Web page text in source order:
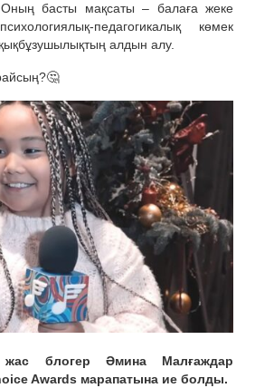
басты мақсаты – балаға жеке
педагогикалық көмек
алдын алу.
жас блогер Әмина Малғаждар
Awards марапатына ие болды.